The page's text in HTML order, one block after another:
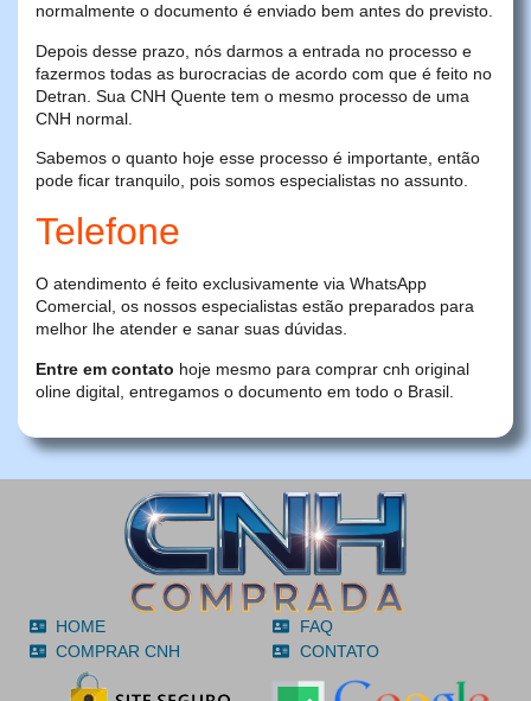
normalmente o documento é enviado bem antes do previsto.
Depois desse prazo, nós darmos a entrada no processo e
fazermos todas as burocracias de acordo com que é feito no
Detran. Sua CNH Quente tem o mesmo processo de uma
CNH normal.
Sabemos o quanto hoje esse processo é importante, então
pode ficar tranquilo, pois somos especialistas no assunto.
Telefone
O atendimento é feito exclusivamente via WhatsApp
Comercial, os nossos especialistas estão preparados para
melhor lhe atender e sanar suas dúvidas.
Entre em contato hoje mesmo para comprar cnh original
oline digital, entregamos o documento em todo o Brasil.
HOME
COMPRAR CNH
FAQ
CONTATO